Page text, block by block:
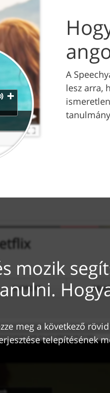
A
lesz arra,
mozik
meg a következő
telepítésének